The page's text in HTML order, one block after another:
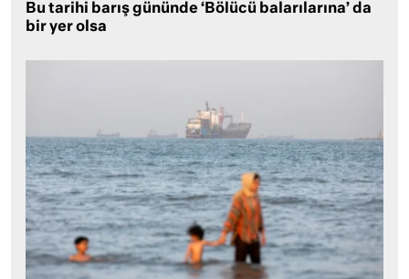
Bu tarihi barış gününde ‘Bölücü balarılarına’ da
bir yer olsa